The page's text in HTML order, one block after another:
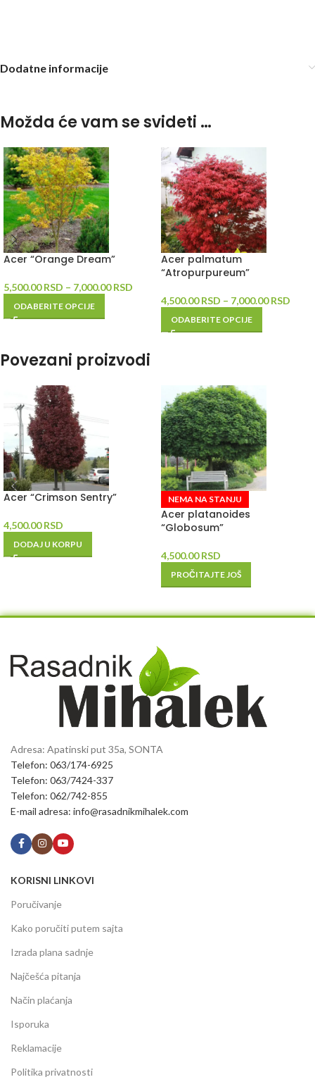
Dodatne informacije
Možda će vam se svideti …
Acer “Orange Dream”
5,500.00RSD – 7,000.00RSD
ODABERITE OPCIJE
Acer palmatum
“Atropurpureum”
4,500.00RSD – 7,000.00RSD
ODABERITE OPCIJE
Povezani proizvodi
Acer “Crimson Sentry”
4,500.00RSD
DODAJ U KORPU
NEMA NA STANJU
Acer platanoides
“Globosum”
4,500.00RSD
PROČITAJTE JOŠ
Adresa: Apatinski put 35a, SONTA
Telefon: 063/174-6925
Telefon: 063/7424-337
Telefon: 062/742-855
E-mail adresa: info@rasadnikmihalek.com
KORISNI LINKOVI
Poručivanje
Kako poručiti putem sajta
Izrada plana sadnje
Najčešća pitanja
Način plaćanja
Isporuka
Reklamacije
Politika privatnosti